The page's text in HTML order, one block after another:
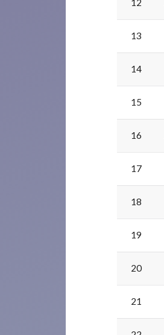
12
13
14
15
16
17
18
19
20
21